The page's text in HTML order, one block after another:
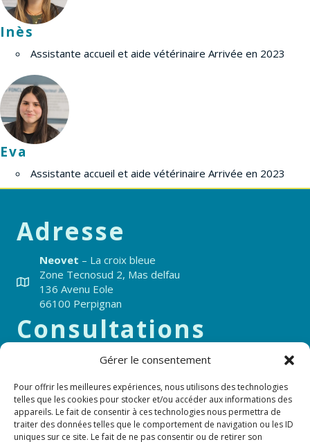
Gérer le consentement
Pour offrir les meilleures expériences, nous utilisons des technologies
telles que les cookies pour stocker et/ou accéder aux informations des
appareils. Le fait de consentir à ces technologies nous permettra de
traiter des données telles que le comportement de navigation ou les ID
uniques sur ce site. Le fait de ne pas consentir ou de retirer son
Inès
Assistante accueil et aide vétérinaire Arrivée en 2023
Eva
Assistante accueil et aide vétérinaire Arrivée en 2023
Adresse
Neovet – La croix bleue
Zone Tecnosud 2, Mas delfau
136 Avenu Eole
66100 Perpignan
Consultations
Lundi au Vendredi 8h-12h et 14h-19h
Urgences 7j/7 et 24h24
04 68 50 38 29